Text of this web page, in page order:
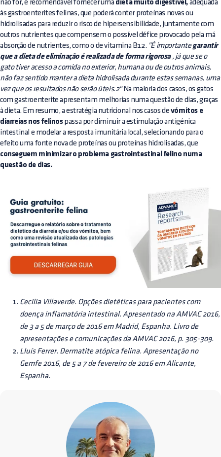
não for, é recomendável fornecer uma dieta muito digestível, adequada
às gastroenterites felinas, que poderá conter proteínas novas ou
hidrolisadas para reduzir o risco de hipersensibilidade, juntamente com
outros nutrientes que compensem o possível défice provocado pela má
absorção de nutrientes, como o de vitamina B12. "É importantegarantir
que a dieta de eliminação é realizada de forma rigorosa, já que se o
gato tiver acesso a comida no exterior, humana ou de outros animais,
não faz sentido manter a dieta hidrolisada durante estas semanas, uma
vez que os resultados não serão úteis.2"Na maioria dos casos, os gatos
com gastroenterite apresentam melhorias numa questão de dias, graças
à dieta. Em resumo, a estratégia nutricional nos casos de vómitos e
diarreias nos felinospassa por diminuir a estimulação antigénica
intestinal e modelar a resposta imunitária local, selecionando para o
efeito uma fonte nova de proteínas ou proteínas hidrolisadas, que
conseguem minimizar o problema gastrointestinal felino numa
questão de dias.
Cecilia Villaverde. Opções dietéticas para pacientes com
doença inflamatória intestinal. Apresentado na AMVAC 2016,
de 3 a 5 de março de 2016 em Madrid, Espanha. Livro de
apresentações e comunicações da AMVAC 2016, p. 305-309.
Lluís Ferrer. Dermatite atópica felina. Apresentação no
Gemfe 2016, de 5 a 7 de fevereiro de 2016 em Alicante,
Espanha.